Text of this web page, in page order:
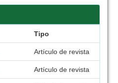
Tipo
Artículo de revista
Artículo de revista